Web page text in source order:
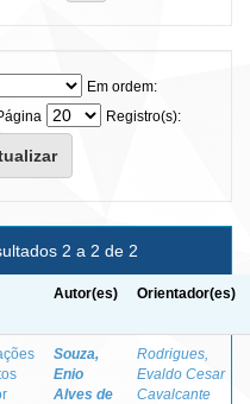
Em ordem:
Registro(s):
2 a 2 de 2
Autor(es) Orientador(es)
Souza,
Enio
Alves de
Rodrigues,
Evaldo Cesar
Cavalcante